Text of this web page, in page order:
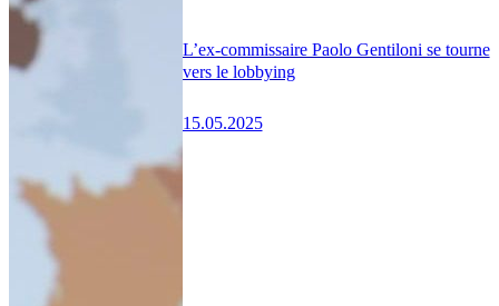
L’ex-commissaire Paolo Gentiloni se tourne
vers le lobbying
15.05.2025